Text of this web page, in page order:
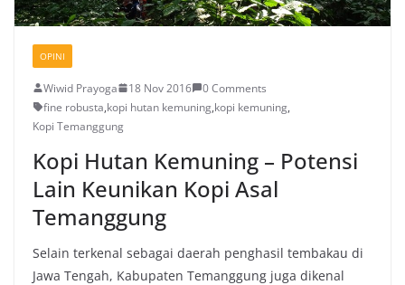
OPINI
Wiwid Prayoga 18 Nov 2016
0 Comments
fine robusta,kopi hutan kemuning,kopi kemuning,
Kopi Temanggung
Kopi Hutan Kemuning – Potensi
Lain Keunikan Kopi Asal
Temanggung
Selain terkenal sebagai daerah penghasil tembakau di
Jawa Tengah, Kabupaten Temanggung juga dikenal